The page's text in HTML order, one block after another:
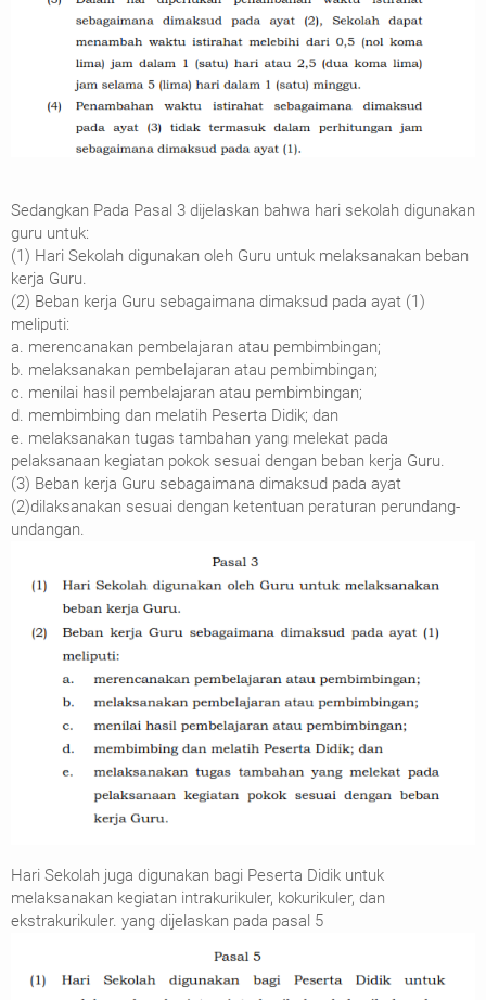
Sedangkan Pada Pasal 3 dijelaskan bahwa hari sekolah digunakan
guru untuk:
(1) Hari Sekolah digunakan oleh Guru untuk melaksanakan beban
kerja Guru.
(2) Beban kerja Guru sebagaimana dimaksud pada ayat (1)
meliputi:
a. merencanakan pembelajaran atau pembimbingan;
b. melaksanakan pembelajaran atau pembimbingan;
c. menilai hasil pembelajaran atau pembimbingan;
d. membimbing dan melatih Peserta Didik; dan
e. melaksanakan tugas tambahan yang melekat pada
pelaksanaan kegiatan pokok sesuai dengan beban kerja Guru.
(3) Beban kerja Guru sebagaimana dimaksud pada ayat
(2)dilaksanakan sesuai dengan ketentuan peraturan perundang-
undangan.
Hari Sekolah juga digunakan bagi Peserta Didik untuk
melaksanakan kegiatan intrakurikuler, kokurikuler, dan
ekstrakurikuler. yang dijelaskan pada pasal 5